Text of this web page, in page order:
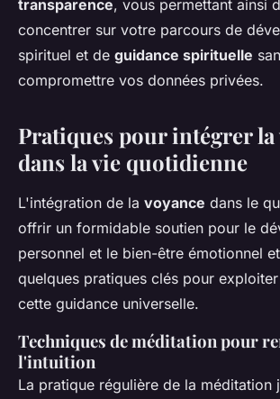
transparence, vous permettant ainsi
concentrer sur votre parcours de
spirituel et de guidance spirituelle
compromettre vos données privées.
Pratiques pour intégrer la
dans la vie quotidienne
L'intégration de la voyance dans le
offrir un formidable soutien pour le
personnel et le bien-être émotionnel
quelques pratiques clés pour
cette guidance universelle.
Techniques de méditation pour
l'intuition
La pratique régulière de la méditation